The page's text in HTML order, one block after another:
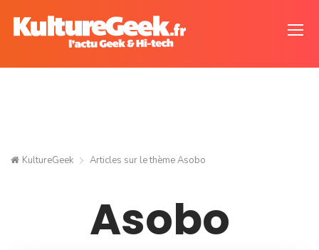
KultureGeek Articles sur le thèmeAsobo
Asobo